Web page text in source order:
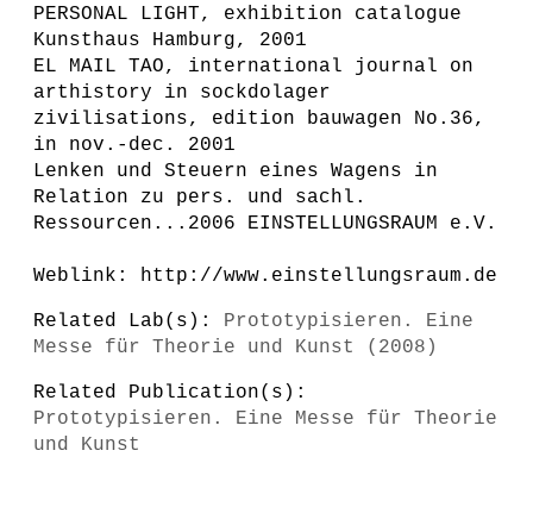
PERSONAL LIGHT, exhibition catalogue
Kunsthaus Hamburg, 2001
EL MAIL TAO, international journal on
arthistory in sockdolager
zivilisations, edition bauwagen No.36,
in nov.-dec. 2001
Lenken und Steuern eines Wagens in
Relation zu pers. und sachl.
Ressourcen...2006 EINSTELLUNGSRAUM e.V.
Weblink: http://www.einstellungsraum.de
Related Lab(s): Prototypisieren. Eine
Messe für Theorie und Kunst (2008)
Related Publication(s):
Prototypisieren. Eine Messe für Theorie
und Kunst